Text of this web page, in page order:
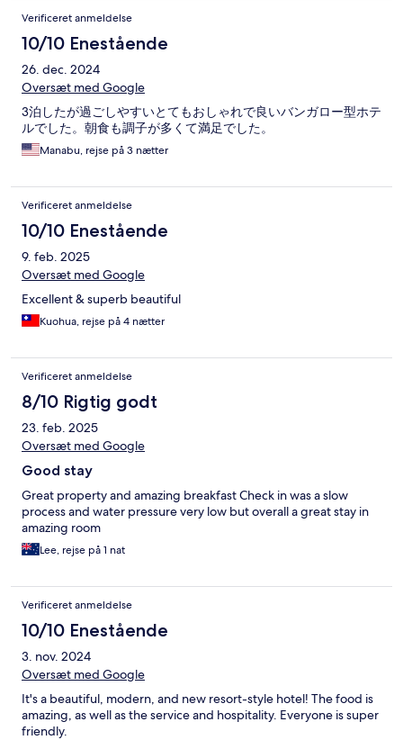
Verificeret anmeldelse
10/10 Enestående
26. dec. 2024
Oversæt med Google
3泊したが過ごしやすいとてもおしゃれで良いバンガロー型ホテ
ルでした。朝食も調子が多くて満足でした。
Manabu, rejse på 3 nætter
Verificeret anmeldelse
10/10 Enestående
9. feb. 2025
Oversæt med Google
Excellent & superb beautiful
Kuohua, rejse på 4 nætter
Verificeret anmeldelse
8/10 Rigtig godt
23. feb. 2025
Oversæt med Google
Good stay
Great property and amazing breakfast Check in was a slow
process and water pressure very low but overall a great stay in
amazing room
Lee, rejse på 1 nat
Verificeret anmeldelse
10/10 Enestående
3. nov. 2024
Oversæt med Google
It's a beautiful, modern, and new resort-style hotel! The food is
amazing, as well as the service and hospitality. Everyone is super
friendly.